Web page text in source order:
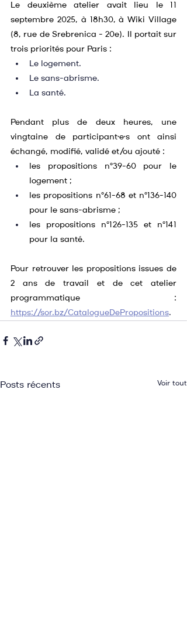
Le deuxième atelier avait lieu le 11
septembre 2025, à 18h30, à Wiki Village
(8, rue de Srebrenica - 20e). Il portait sur
trois priorités pour Paris :
Le logement.
Le sans-abrisme.
La santé.
Pendant plus de deux heures, une
vingtaine de participant·e·s ont ainsi
échangé, modifié, validé et/ou ajouté :
les propositions n°39-60 pour le
logement ;
les propositions n°61-68 et n°136-140
pour le sans-abrisme ;
les propositions n°126-135 et n°141
pour la santé.
Pour retrouver les propositions issues de
2 ans de travail et de cet atelier
https://sor.bz/CatalogueDePropositions.
Posts récents Voir tout